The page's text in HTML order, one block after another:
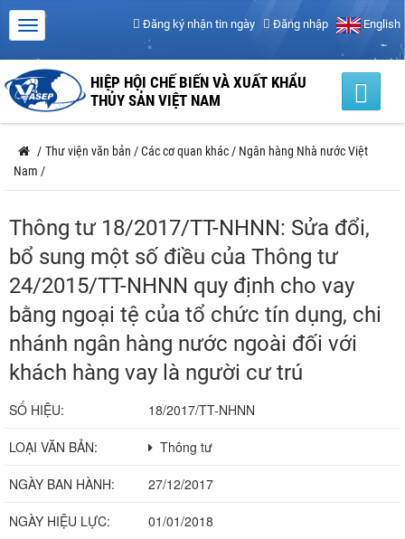
Đăng ký nhận tin ngày Đăng nhập English
HIỆP HỘI CHẾ BIẾN VÀ XUẤT KHẨU
THỦY SẢN VIỆT NAM
/ Thư viện văn bản /Các cơ quan khác / Ngân hàng Nhà nước Việt
Nam /
Thông tư 18/2017/TT-NHNN: Sửa đổi,
bổ sung một số điều của Thông tư
24/2015/TT-NHNN quy định cho vay
bằng ngoại tệ của tổ chức tín dụng, chi
nhánh ngân hàng nước ngoài đối với
khách hàng vay là người cư trú
SỐ HIỆU: 18/2017/TT-NHNN
LOẠI VĂN BẢN: Thông tư
NGÀY BAN HÀNH: 27/12/2017
NGÀY HIỆU LỰC: 01/01/2018